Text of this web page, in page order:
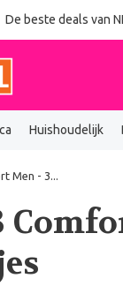
De beste deals van
Huishoudelijk
Men - 3...